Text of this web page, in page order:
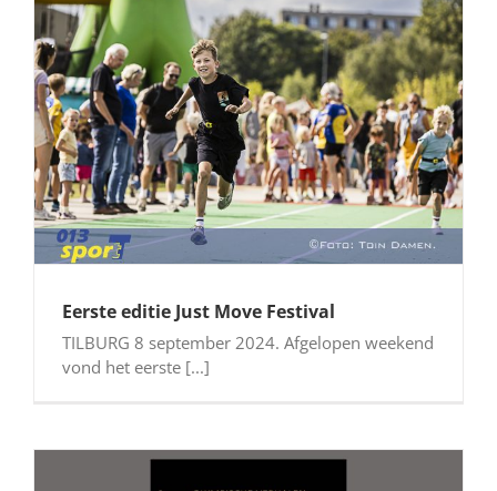
Eerste editie Just Move Festival
TILBURG 8 september 2024. Afgelopen weekend
vond het eerste [...]